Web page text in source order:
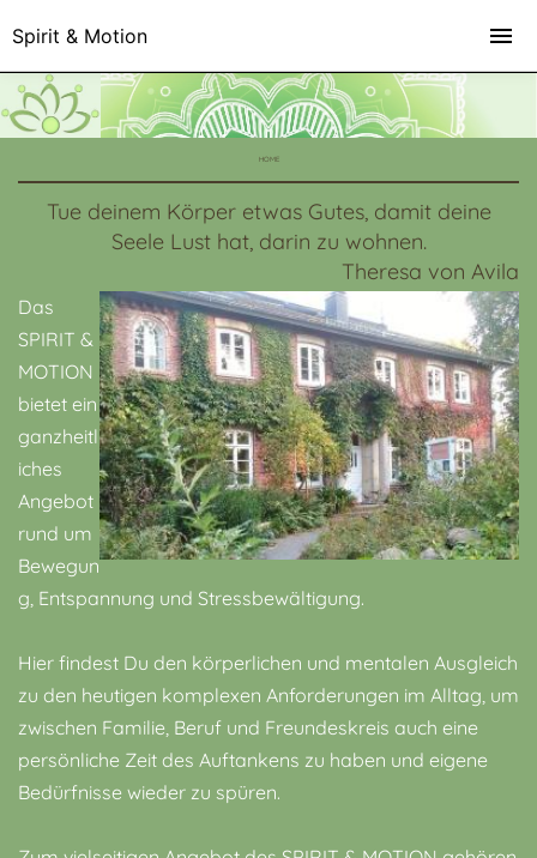
HOME
Tue deinem Körper etwas Gutes, damit deine
Seele Lust hat, darin zu wohnen.
Theresa von Avila
Das
SPIRIT &
MOTION
bietet ein
ganzheitl
iches
Angebot
rund um
Bewegun
g, Entspannung und Stressbewältigung.
Hier findest Du den körperlichen und mentalen Ausgleich
zu den heutigen komplexen Anforderungen im Alltag, um
zwischen Familie, Beruf und Freundeskreis auch eine
persönliche Zeit des Auftankens zu haben und eigene
Bedürfnisse wieder zu spüren.
Spirit & Motion